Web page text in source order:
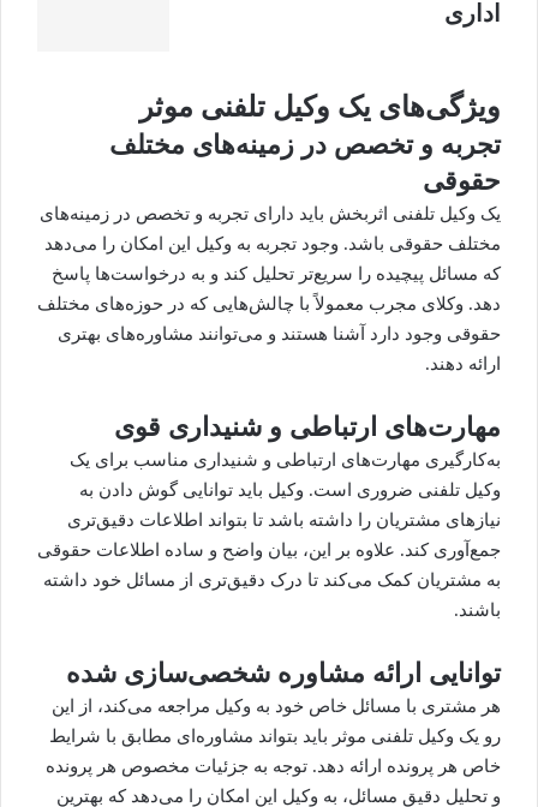
اداری
ویژگی‌های یک وکیل تلفنی موثر
تجربه و تخصص در زمینه‌های مختلف
حقوقی
یک وکیل تلفنی اثربخش باید دارای تجربه و تخصص در زمینه‌های
مختلف حقوقی باشد. وجود تجربه به وکیل این امکان را می‌دهد
که مسائل پیچیده را سریع‌تر تحلیل کند و به درخواست‌ها پاسخ
دهد. وکلای مجرب معمولاً با چالش‌هایی که در حوزه‌های مختلف
حقوقی وجود دارد آشنا هستند و می‌توانند مشاوره‌های بهتری
ارائه دهند.
مهارت‌های ارتباطی و شنیداری قوی
به‌کارگیری مهارت‌های ارتباطی و شنیداری مناسب برای یک
وکیل تلفنی ضروری است. وکیل باید توانایی گوش دادن به
نیازهای مشتریان را داشته باشد تا بتواند اطلاعات دقیق‌تری
جمع‌آوری کند. علاوه بر این، بیان واضح و ساده اطلاعات حقوقی
به مشتریان کمک می‌کند تا درک دقیق‌تری از مسائل خود داشته
باشند.
توانایی ارائه مشاوره شخصی‌سازی شده
هر مشتری با مسائل خاص خود به وکیل مراجعه می‌کند، از این
رو یک وکیل تلفنی موثر باید بتواند مشاوره‌ای مطابق با شرایط
خاص هر پرونده ارائه دهد. توجه به جزئیات مخصوص هر پرونده
و تحلیل دقیق مسائل، به وکیل این امکان را می‌دهد که بهترین